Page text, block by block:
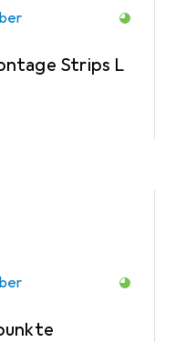
Strips L